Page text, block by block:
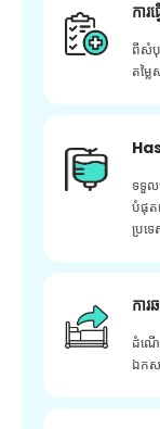
ការ
ពីសំបុ
តម្ល
ទទួល
បំផុត
ប្រទ
ការ
ដំណើ
ឯកស